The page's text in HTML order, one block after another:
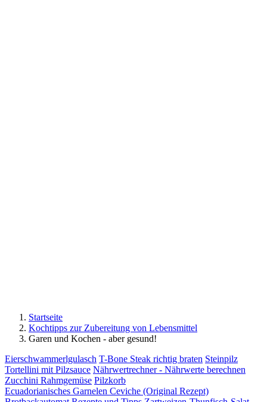
Startseite
Kochtipps zur Zubereitung von Lebensmittel
Garen und Kochen - aber gesund!
Eierschwammerlgulasch T-Bone Steak richtig braten Steinpilz
Tortellini mit Pilzsauce Nährwertrechner - Nährwerte berechnen
Zucchini Rahmgemüse Pilzkorb
Ecuadorianisches Garnelen Ceviche (Original Rezept)